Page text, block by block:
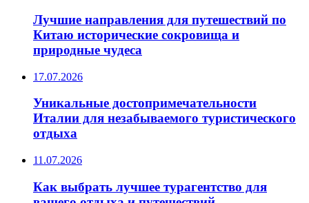
Лучшие направления для путешествий по
Китаю исторические сокровища и
природные чудеса
17.07.2026
Уникальные достопримечательности
Италии для незабываемого туристического
отдыха
11.07.2026
Как выбрать лучшее турагентство для